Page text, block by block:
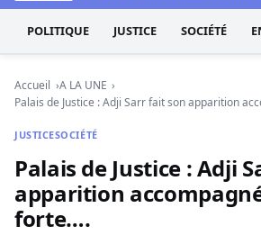
POLITIQUE JUSTICE SOCIÉTÉ
Accueil
A LA UNE
Palais de Justice : Adji Sarr fait son apparition
JUSTICESOCIÉTÉ
Palais de Justice : Adji
apparition
forte….